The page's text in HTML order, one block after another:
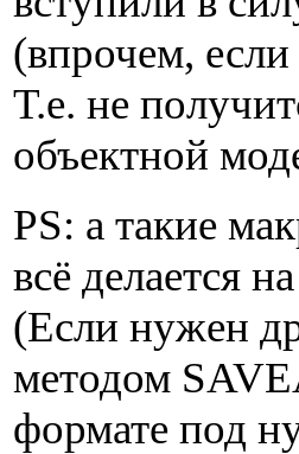
(впрочем,
Т.е. не
объектной
PS: а такие
всё делается
(Если нужен
методом
формате под